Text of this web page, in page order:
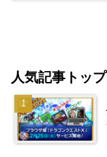
人気記事トッ